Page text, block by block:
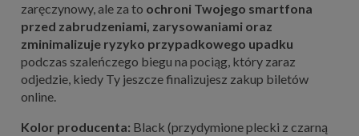
zaręczynowy, ale za to ochroni Twojego smartfona
przed zabrudzeniami, zarysowaniami oraz
zminimalizuje ryzyko przypadkowego upadku
podczas szaleńczego biegu na pociąg, który zaraz
odjedzie, kiedy Ty jeszcze finalizujesz zakup biletów
online.
Kolor producenta: Black (przydymione plecki z czarną